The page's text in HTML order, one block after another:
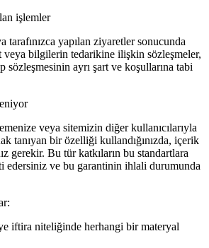
işlemler
tarafınızca yapılan ziyaretler sonucunda
veya bilgilerin tedarikine ilişkin sözleşmeler,
sözleşmesinin ayrı şart ve koşullarına tabi
veya sitemizin diğer kullanıcılarıyla
tanıyan bir özelliği kullandığınızda, içerik
gerekir. Bu tür katkıların bu standartlara
edersiniz ve bu garantinin ihlali durumunda
iftira niteliğinde herhangi bir materyal